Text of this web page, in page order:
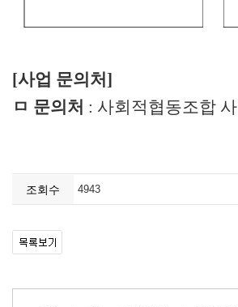
[사업 문의처]
ㅁ 문의처 : 사회적협동조합
조회수 4943